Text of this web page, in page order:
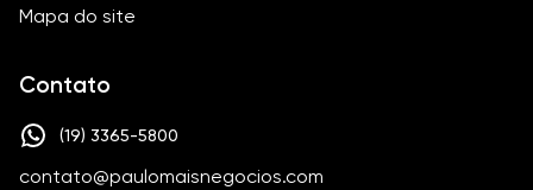
Mapa do site
Contato
(19) 3365-5800
contato@paulomaisnegocios.com